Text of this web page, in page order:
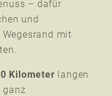
– dafür
und
mit
Kilometer langen
ganz